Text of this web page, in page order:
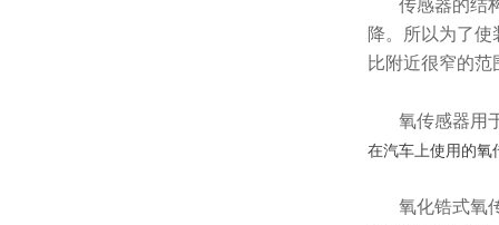
传感器的结
降。所以为了
比附近很窄的范
氧传感器用
在汽车上使用的氧
氧化锆式氧